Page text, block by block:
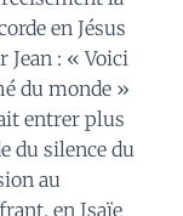
en Jésus
Jean : « Voici
du monde »
entrer plus
du silence du
au
en Isaïe